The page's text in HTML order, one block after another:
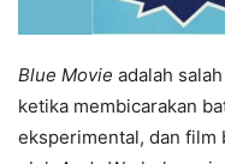
Blue Movie adalah
ketika membicarakan
eksperimental, dan film